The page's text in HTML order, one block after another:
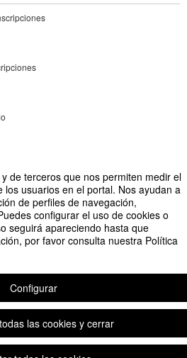
de terceros que nos permiten medir el
los usuarios en el portal. Nos ayudan a
de perfiles de navegación,
configurar el uso de cookies o
seguirá apareciendo hasta que
por favor consulta nuestra Política
Configurar
las cookies y cerrar
de organización de eventos Symposium